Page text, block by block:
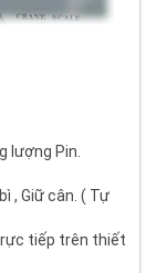
lượng Pin.
, Giữ cân. ( Tự
tiếp trên thiết